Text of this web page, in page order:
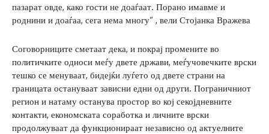
пазарат овде, како гости не доаѓаат. Порано имавме и
роднини и доаѓаа, сега нема многу“ , вели Стојанка Вражева
Соговорниците сметаат дека, и покрај промените во
политичките односи меѓу двете држави, меѓучовечките врски
тешко се менуваат, бидејќи луѓето од двете страни на
границата остануваат зависни едни од други. Пограничниот
регион и натаму останува простор во кој секојдневните
контакти, економската соработка и личните врски
продолжуваат да функционираат независно од актуелните